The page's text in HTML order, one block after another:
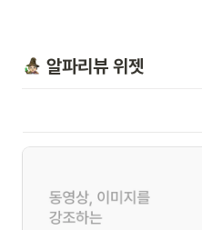
알파리뷰 위젯